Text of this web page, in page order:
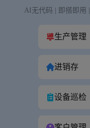
AI无代码 | 即搭即用
生产管理
进销存
设备巡检